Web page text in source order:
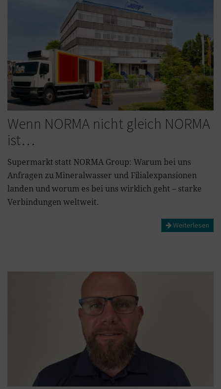
Wenn NORMA nicht gleich NORMA
ist…
Supermarkt statt NORMA Group: Warum bei uns
Anfragen zu Mineralwasser und Filialexpansionen
landen und worum es bei uns wirklich geht – starke
Verbindungen weltweit.
Weiterlesen